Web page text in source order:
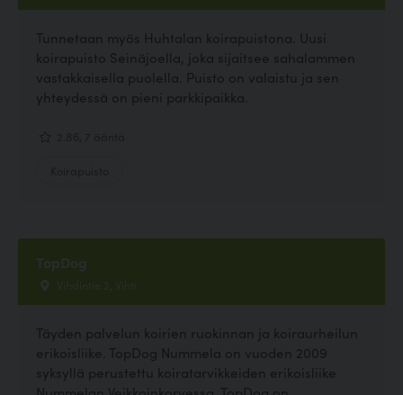
Tunnetaan myös Huhtalan koirapuistona. Uusi
koirapuisto Seinäjoella, joka sijaitsee sahalammen
vastakkaisella puolella. Puisto on valaistu ja sen
yhteydessä on pieni parkkipaikka.
TopDog
Vihdintie 2, Vihti
Täyden palvelun koirien ruokinnan ja koiraurheilun
erikoisliike. TopDog Nummela on vuoden 2009
syksyllä perustettu koiratarvikkeiden erikoisliike